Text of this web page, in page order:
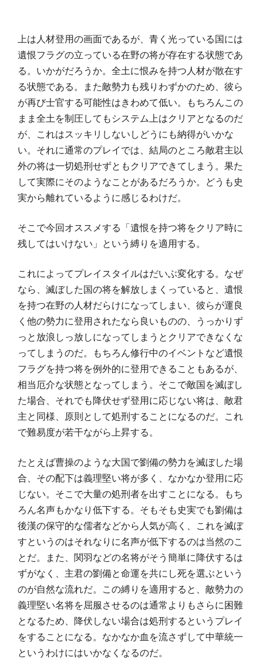
上は人材登用の画面であるが、青く光っている国には
遺恨フラグの立っている在野の将が存在する状態であ
る。いかがだろうか。全土に恨みを持つ人材が散在す
る状態である。また敵勢力も残りわずかのため、彼ら
が再び士官する可能性はきわめて低い。もちろんこの
まま全土を制圧してもシステム上はクリアとなるのだ
が、これはスッキリしないしどうにも納得がいかな
い。それに通常のプレイでは、結局のところ敵君主以
外の将は一切処刑せずともクリアできてしまう。果た
して実際にそのようなことがあるだろうか。どうも史
実から離れているように感じるわけだ。
そこで今回オススメする「遺恨を持つ将をクリア時に
残してはいけない」という縛りを適用する。
これによってプレイスタイルはだいぶ変化する。なぜ
なら、滅ぼした国の将を解放しまくっていると、遺恨
を持つ在野の人材だらけになってしまい、彼らが運良
く他の勢力に登用されたなら良いものの、うっかりず
っと放浪しっ放しになってしまうとクリアできなくな
ってしまうのだ。もちろん修行中のイベントなど遺恨
フラグを持つ将を例外的に登用できることもあるが、
相当厄介な状態となってしまう。そこで敵国を滅ぼし
た場合、それでも降伏せず登用に応じない将は、敵君
主と同様、原則として処刑することになるのだ。これ
で難易度が若干ながら上昇する。
たとえば曹操のような大国で劉備の勢力を滅ぼした場
合、その配下は義理堅い将が多く、なかなか登用に応
じない。そこで大量の処刑者を出すことになる。もち
ろん名声もかなり低下する。そもそも史実でも劉備は
後漢の保守的な儒者などから人気が高く、これを滅ぼ
すというのはそれなりに名声が低下するのは当然のこ
とだ。また、関羽などの名将がそう簡単に降伏するは
ずがなく、主君の劉備と命運を共にし死を選ぶという
のが自然な流れだ。この縛りを適用すると、敵勢力の
義理堅い名将を屈服させるのは通常よりもさらに困難
となるため、降伏しない場合は処刑するというプレイ
をすることになる。なかなか血を流さずして中華統一
というわけにはいかなくなるのだ。